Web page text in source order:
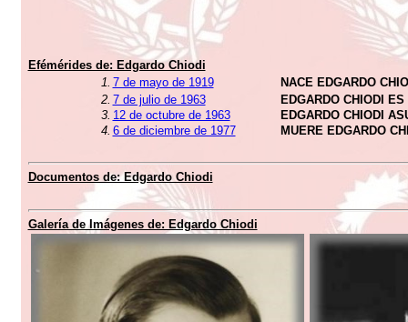
Efémérides de: Edgardo Chiodi
1. 7 de mayo de 1919
NACE EDGARDO
2. 7 de julio de 1963
EDGARDO CHIODI
3. 12 de octubre de 1963
EDGARDO CHIODI
4. 6 de diciembre de 1977 MUERE EDGARDO
Documentos de: Edgardo Chiodi
Galería de Imágenes de: Edgardo Chiodi